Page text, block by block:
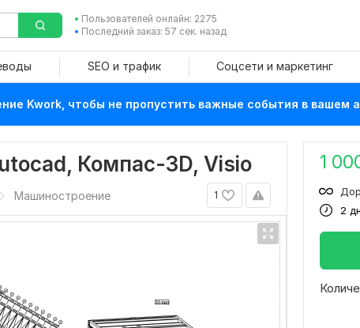
Пользователей онлайн: 2275
Последний заказ: 57 сек. назад
SEO и трафик Соцсети и маркетинг
Kwork, чтобы не пропустить важные события в вашем
Компас-3D, Visio
1
Машиностроение
1
2